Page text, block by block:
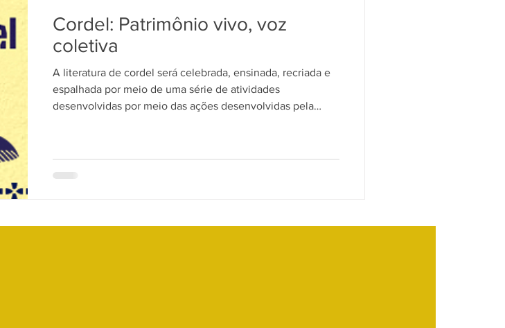
Cordel: Patrimônio vivo, voz
coletiva
A literatura de cordel será celebrada, ensinada, recriada e
espalhada por meio de uma série de atividades
desenvolvidas por meio das ações desenvolvidas pela